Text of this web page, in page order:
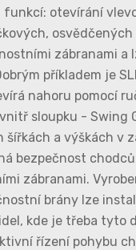
otevírání
zábranami
příkladem je
nahoru pomocí
sloupku - Swing
a výškách v
bezpečnost
zábranami.
brány lze
kde je třeba tyto
řízení pohybu